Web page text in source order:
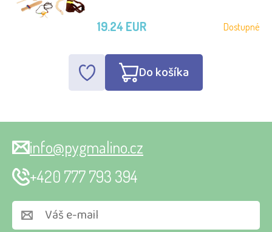
Dostupné
19.24 EUR
Do košíka
info@pygmalino.cz
+420 777 793 394